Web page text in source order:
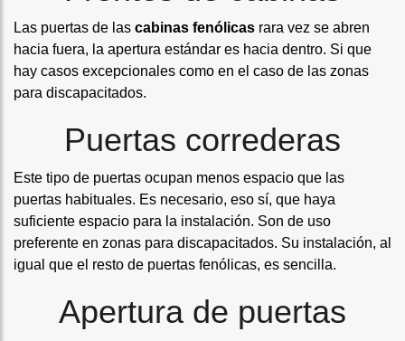
Las puertas de las cabinas fenólicas rara vez se abren
hacia fuera, la apertura estándar es hacia dentro. Si que
hay casos excepcionales como en el caso de las zonas
para discapacitados.
Puertas correderas
Este tipo de puertas ocupan menos espacio que las
puertas habituales. Es necesario, eso sí, que haya
suficiente espacio para la instalación. Son de uso
preferente en zonas para discapacitados. Su instalación, al
igual que el resto de puertas fenólicas, es sencilla.
Apertura de puertas